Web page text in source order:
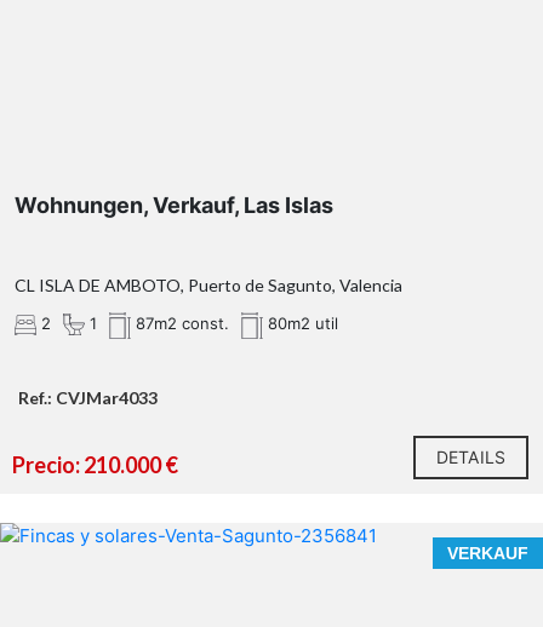
Wohnungen, Verkauf, Las Islas
CL ISLA DE AMBOTO, Puerto de Sagunto, Valencia
2 1 87m2 const. 80m2 util
Ref.: CVJMar4033
Precio: 210.000 € DETAILS
VERKAUF